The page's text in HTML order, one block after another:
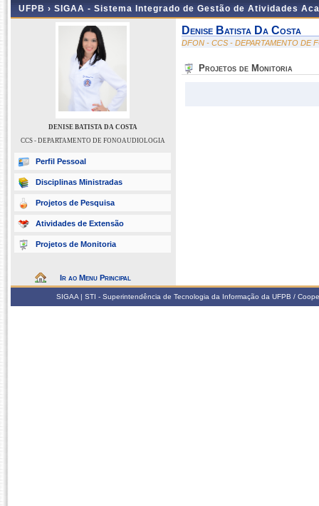
UFPB › SIGAA - Sistema Integrado de Gestão de Atividades
DENISE BATISTA DA COSTA
CCS - DEPARTAMENTO DE FONOAUDIOLOGIA
Perfil Pessoal
Disciplinas Ministradas
Projetos de Pesquisa
Atividades de Extensão
Projetos de Monitoria
Ir ao Menu Principal
Denise Batista Da Costa
DFON - CCS - DEPARTAMENTO DE
Projetos de Monitoria
SIGAA | STI - Superintendência de Tecnologia da Informação da UFPB /